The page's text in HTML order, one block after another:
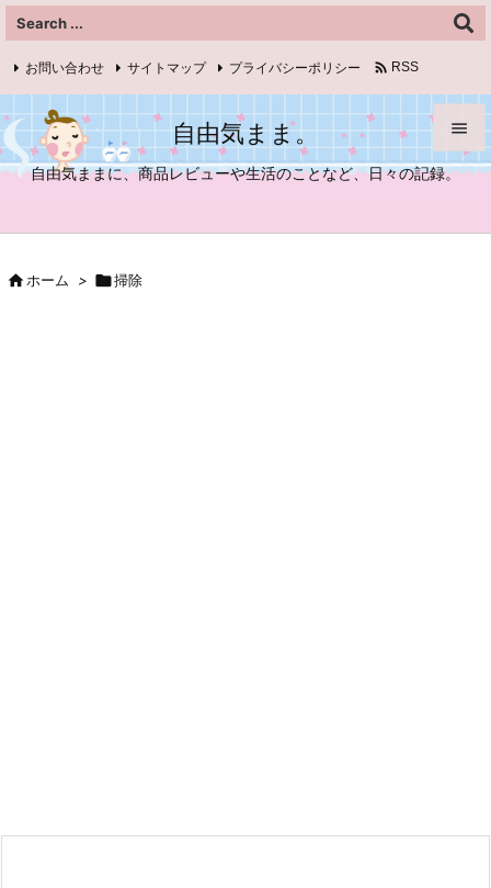
自由気まま。
自由気ままに、商品レビューや生活のことなど、日々の記録。



お問い合わせ サイトマップ プライバシーポリシー  RSS
Feedly
ホーム > 掃除